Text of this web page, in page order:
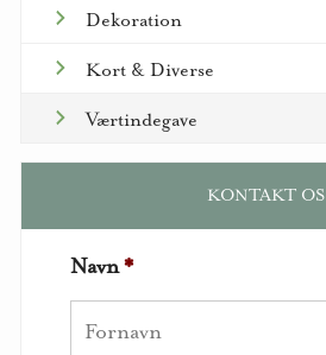
Dekoration
Kort & Diverse
Værtindegave
KONTAKT OS
Navn*